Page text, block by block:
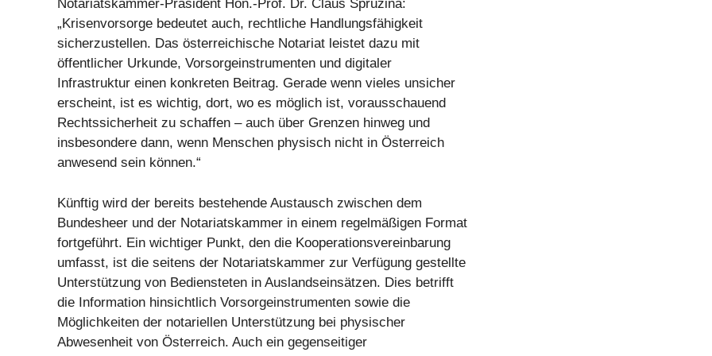
Notariatskammer-Präsident Hon.-Prof. Dr. Claus Spruzina:
„Krisenvorsorge bedeutet auch, rechtliche Handlungsfähigkeit
sicherzustellen. Das österreichische Notariat leistet dazu mit
öffentlicher Urkunde, Vorsorgeinstrumenten und digitaler
Infrastruktur einen konkreten Beitrag. Gerade wenn vieles unsicher
erscheint, ist es wichtig, dort, wo es möglich ist, vorausschauend
Rechtssicherheit zu schaffen – auch über Grenzen hinweg und
insbesondere dann, wenn Menschen physisch nicht in Österreich
anwesend sein können.“
Künftig wird der bereits bestehende Austausch zwischen dem
Bundesheer und der Notariatskammer in einem regelmäßigen Format
fortgeführt. Ein wichtiger Punkt, den die Kooperationsvereinbarung
umfasst, ist die seitens der Notariatskammer zur Verfügung gestellte
Unterstützung von Bediensteten in Auslandseinsätzen. Dies betrifft
die Information hinsichtlich Vorsorgeinstrumenten sowie die
Möglichkeiten der notariellen Unterstützung bei physischer
Abwesenheit von Österreich. Auch ein gegenseitiger